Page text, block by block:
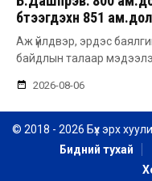
бүтээгдэхүүн 851
Аж үйлдвэр, эрдэс
байдлын талаар
2026-08-06
© 2018 - 2026 Бүх эрх
Бидний тухай